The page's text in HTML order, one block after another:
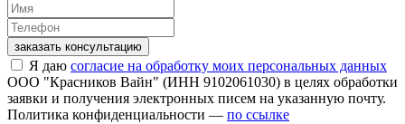
заказать консультацию
Я даю согласие на обработку моих персональных данных
ООО "Красников Вайн" (ИНН 9102061030) в целях обработки
заявки и получения электронных писем на указанную почту.
Политика конфиденциальности — по ссылке